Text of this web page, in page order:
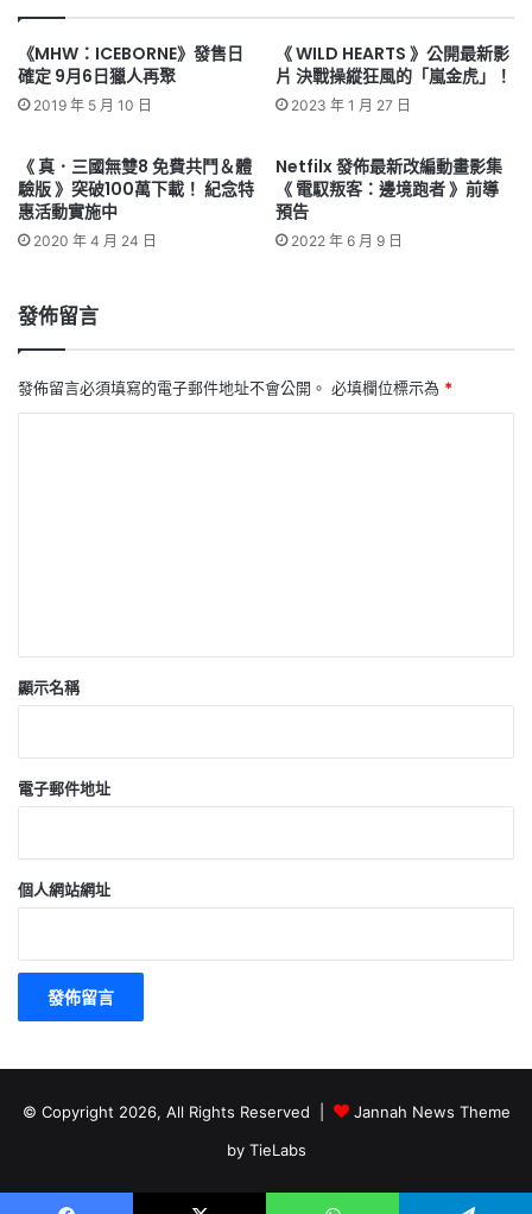
《MHW：ICEBORNE》發售日
確定 9月6日獵人再聚
2019 年 5 月 10 日
《 WILD HEARTS 》公開最新影
片 決戰操縱狂風的「嵐金虎」！
2023 年 1 月 27 日
《 真．三國無雙8 免費共鬥＆體
驗版 》突破100萬下載！ 紀念特
惠活動實施中
2020 年 4 月 24 日
Netfilx 發佈最新改編動畫影集
《 電馭叛客：邊境跑者 》前導
預告
2022 年 6 月 9 日
發佈留言
發佈留言必須填寫的電子郵件地址不會公開。 必填欄位標示為 *
顯示名稱
電子郵件地址
個人網站網址
© Copyright 2026, All Rights Reserved |
Jannah News Theme
by TieLabs